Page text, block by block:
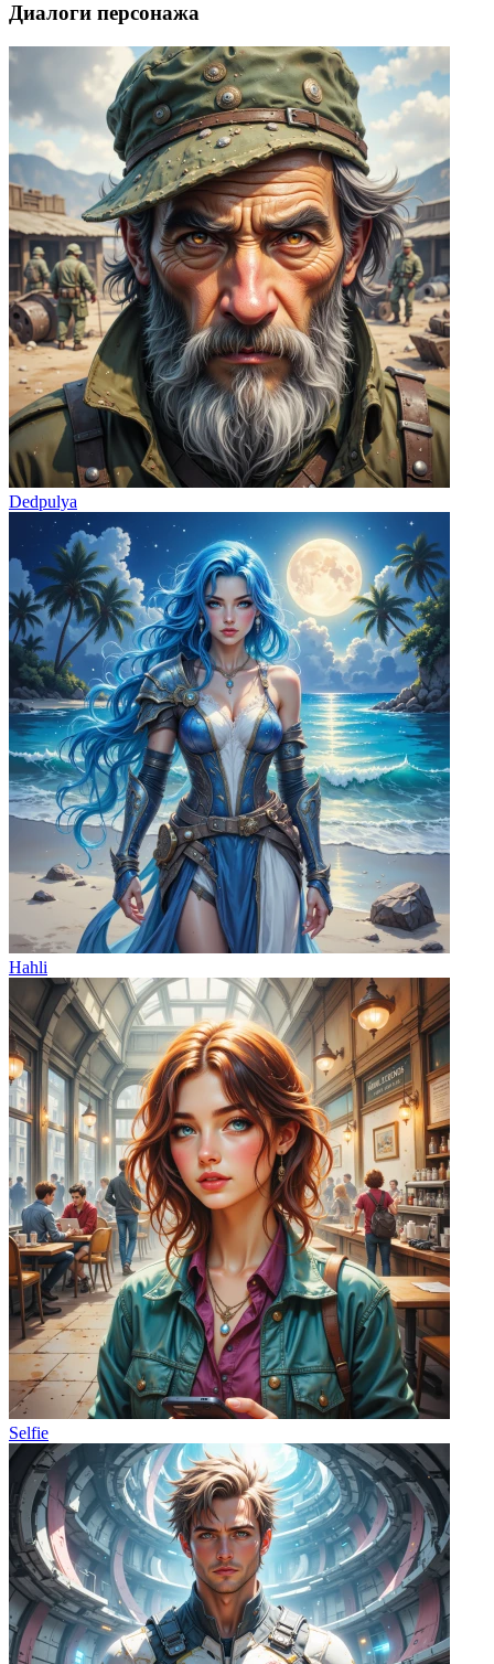
Диалоги персонажа
Dedpulya
Hahli
Selfie